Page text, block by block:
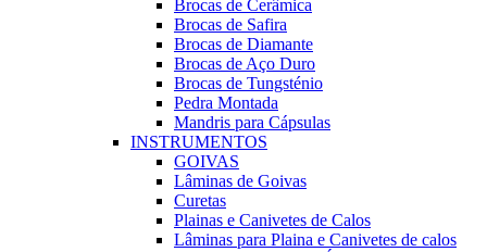
Brocas de Cerâmica
Brocas de Safira
Brocas de Diamante
Brocas de Aço Duro
Brocas de Tungsténio
Pedra Montada
Mandris para Cápsulas
INSTRUMENTOS
GOIVAS
Lâminas de Goivas
Curetas
Plainas e Canivetes de Calos
Lâminas para Plaina e Canivetes de calos